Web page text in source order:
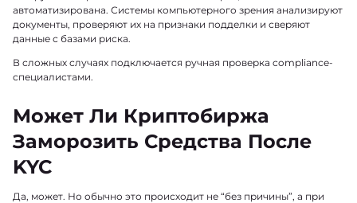
автоматизирована. Системы компьютерного зрения анализируют
документы, проверяют их на признаки подделки и сверяют
данные с базами риска.
В сложных случаях подключается ручная проверка compliance-
специалистами.
Может Ли Криптобиржа
Заморозить Средства После
KYC
Да, может. Но обычно это происходит не “без причины”, а при